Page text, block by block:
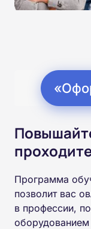
Программа
позволит вас
в профессии,